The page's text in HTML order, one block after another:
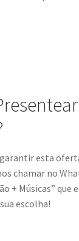
esta
chamar no
+ Músicas” que
escolha!